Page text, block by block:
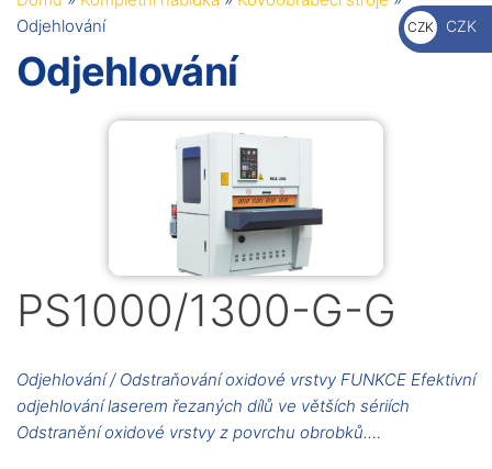
Odjehlování
Odjehlování
PS1000/1300-G-G
Odjehlování / Odstraňování oxidové vrstvy FUNKCE Efektivní
odjehlování laserem řezaných dílů ve větších sériích
Odstranění oxidové vrstvy z povrchu obrobků.…
CZK
Kč
CZK